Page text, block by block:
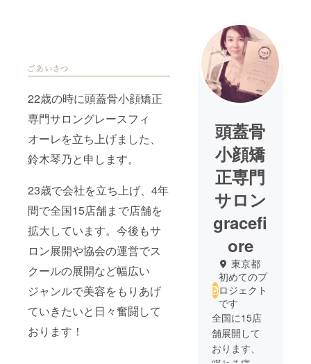
22歳の時に頭蓋骨小顔矯正
専門サロングレースフィ
オーレを立ち上げました、
鈴木琴乃と申します。
23歳で会社を立ち上げ、4年
間で全国15店舗まで店舗を
拡大しています。今後もサ
ロン展開や協会の運営でス
クールの展開など幅広い
ジャンルで美容をもりあげ
ていきたいと日々奮闘して
おります！
頭蓋骨
小顔矯
正専門
サロン
gracefi
ore
東京都
初めてのプ
ロジェクト
です
全国に15店
舗展開して
おります、